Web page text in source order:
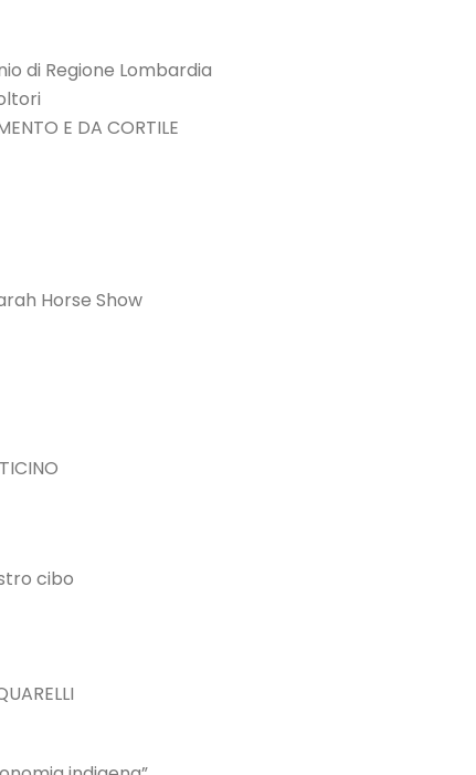
di Regione Lombardia
E DA CORTILE
Horse Show
cibo